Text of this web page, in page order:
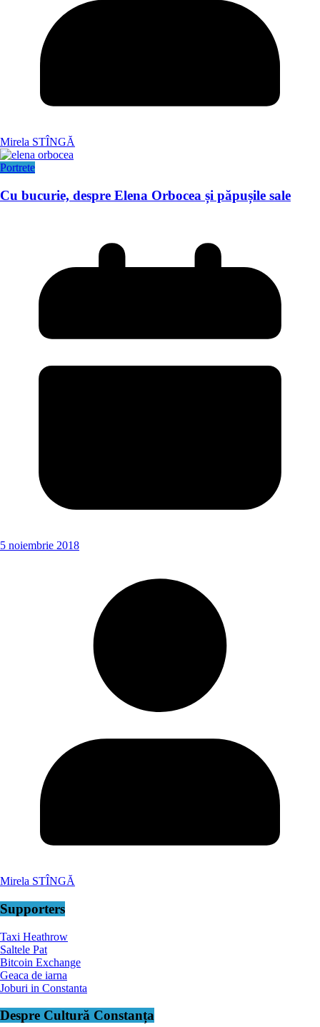
Mirela STÎNGĂ
Portrete
Cu bucurie, despre Elena Orbocea și păpușile sale
5 noiembrie 2018
Mirela STÎNGĂ
Supporters
Taxi Heathrow
Saltele Pat
Bitcoin Exchange
Geaca de iarna
Joburi in Constanta
Despre Cultură Constanța